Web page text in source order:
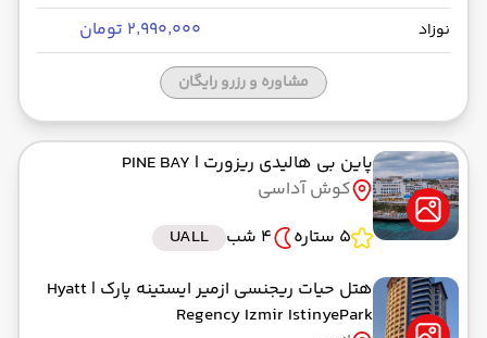
نوزاد ۲٬۹۹۰٬۰۰۰ تومان
مشاوره و رزرو رایگان
پاین بی هالیدی ریزورت | PINE BAY
کوش آداسی
5 ستاره
4 شب
UALL
هتل حیات ریجنسی ازمیر ایستینه پارک | Hyatt
Regency Izmir IstinyePark